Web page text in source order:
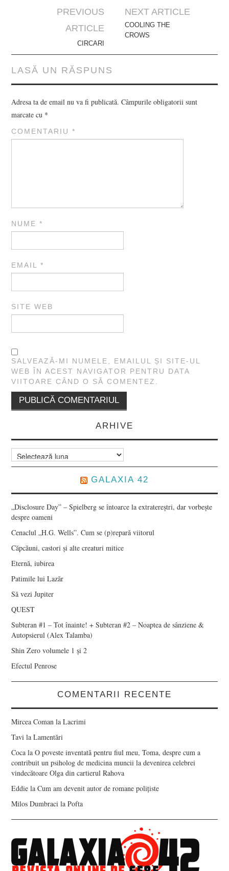
navigation
PREVIOUS
ARTICLE
CIRCARI
NEXT ARTICLE
COOLING THE
CROWS
LASĂ UN RĂSPUNS
Adresa ta de email nu va fi publicată. Câmpurile obligatorii sunt
marcate cu *
COMENTARIU*
NUME*
EMAIL*
SITE WEB
SALVEAZĂ-MI NUMELE, EMAILUL ȘI SITE-UL
WEB ÎN ACEST NAVIGATOR PENTRU DATA
VIITOARE CÂND O SĂ COMENTEZ.
ARHIVE
Arhive
GALAXIA 42
„Disclosure Day” – Spielberg se întoarce la extratereștri, dar vorbește
despre oameni
Cenaclul „H.G. Wells”. Cum se (p)repară viitorul
Căpcăuni, castori și alte creaturi mitice
Eternă, iubirea
Patimile lui Lazăr
Să vezi Jupiter
QUEST
Subteran #1 – Tot înainte! + Subteran #2 – Noaptea de sânziene &
Autopsierul (Alex Talamba)
Shin Zero volumele 1 și 2
Efectul Penrose
COMENTARII RECENTE
Mircea Coman laLacrimi
Tavi laLamentări
Coca laO poveste inventată pentru fiul meu, Toma, despre cum a
contribuit un psiholog de medicina muncii la devenirea celebrei
vindecătoare Olga din cartierul Rahova
Eddie laCum am devenit autor de romane polițiste
Milos Dumbraci laPofta